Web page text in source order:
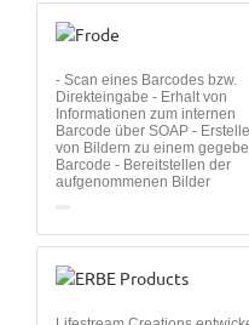
- Scan eines Barcodes bzw.
Direkteingabe - Erhalt von
Informationen zum internen
Barcode über SOAP -
von Bildern zu einem
Barcode - Bereitstellen der
aufgenommenen Bilder